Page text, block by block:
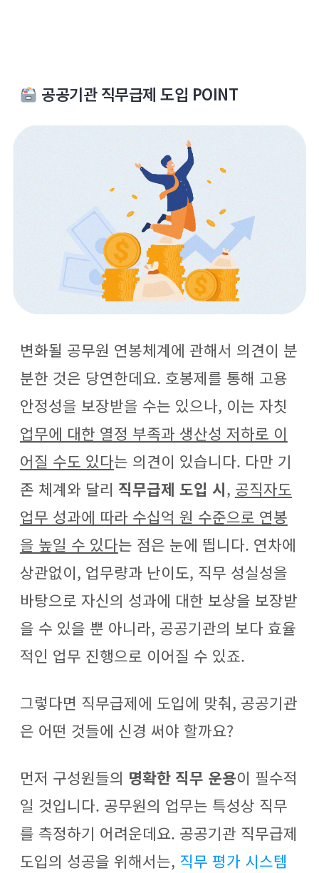
공공기관 직무급제 도입 POINT
변화될 공무원 연봉체계에 관해서 의견이 분
분한 것은 당연한데요. 호봉제를 통해 고용
안정성을 보장받을 수는 있으나, 이는 자칫
업무에 대한 열정 부족과 생산성 저하로 이
어질 수도 있다는 의견이 있습니다. 다만 기
존 체계와 달리 직무급제 도입 시, 공직자도
업무 성과에 따라 수십억 원 수준으로 연봉
을 높일 수 있다는 점은 눈에 띕니다. 연차에
상관없이, 업무량과 난이도, 직무 성실성을
바탕으로 자신의 성과에 대한 보상을 보장받
을 수 있을 뿐 아니라, 공공기관의 보다 효율
적인 업무 진행으로 이어질 수 있죠.
그렇다면 직무급제에 도입에 맞춰, 공공기관
은 어떤 것들에 신경 써야 할까요?
먼저 구성원들의 명확한 직무 운용이 필수적
일 것입니다. 공무원의 업무는 특성상 직무
를 측정하기 어려운데요. 공공기관 직무급제
도입의 성공을 위해서는, 직무 평가 시스템